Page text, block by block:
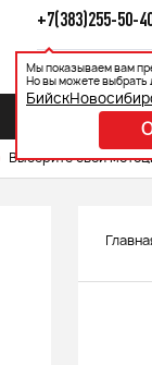
+7(383)255-50-
Мы показываем вам
Но вы можете выбрать
Бийск
Каталог
Выберите свой